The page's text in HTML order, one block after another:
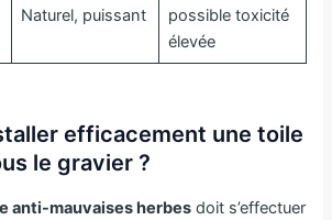
Naturel, puissant
possible toxicité
élevée
efficacement une toile
le gravier ?
anti-mauvaises herbes doit s’effectuer